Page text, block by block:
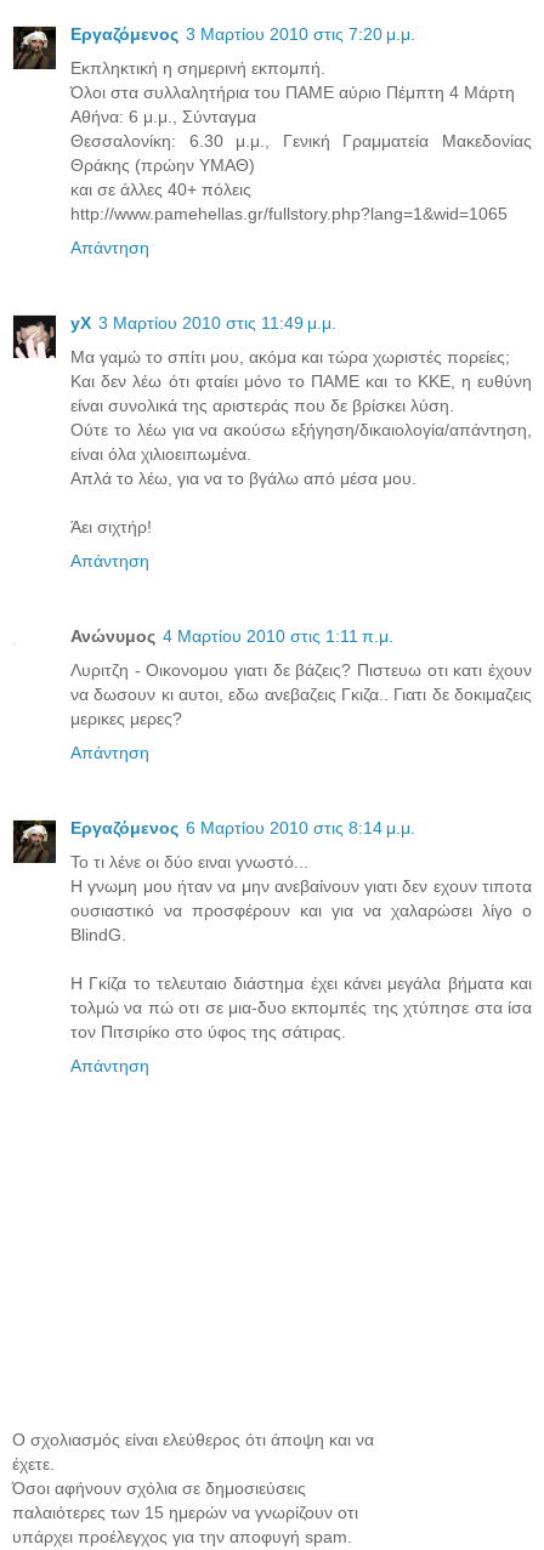
Εργαζόμενος 3 Μαρτίου 2010 στις 7:20 μ.μ.
Εκπληκτική η σημερινή εκπομπή.
Όλοι στα συλλαλητήρια του ΠΑΜΕ αύριο Πέμπτη 4 Μάρτη
Αθήνα: 6 μ.μ., Σύνταγμα
Θεσσαλονίκη: 6.30 μ.μ., Γενική Γραμματεία Μακεδονίας
Θράκης (πρώην ΥΜΑΘ)
και σε άλλες 40+ πόλεις
http://www.pamehellas.gr/fullstory.php?lang=1&wid=1065
Απάντηση
yX 3 Μαρτίου 2010 στις 11:49 μ.μ.
Μα γαμώ το σπίτι μου, ακόμα και τώρα χωριστές πορείες;
Και δεν λέω ότι φταίει μόνο το ΠΑΜΕ και το ΚΚΕ, η ευθύνη
είναι συνολικά της αριστεράς που δε βρίσκει λύση.
Ούτε το λέω για να ακούσω εξήγηση/δικαιολογία/απάντηση,
είναι όλα χιλιοειπωμένα.
Απλά το λέω, για να το βγάλω από μέσα μου.
Άει σιχτήρ!
Απάντηση
Ανώνυμος 4 Μαρτίου 2010 στις 1:11 π.μ.
Λυριτζη - Οικονομου γιατι δε βάζεις? Πιστευω οτι κατι έχουν
να δωσουν κι αυτοι, εδω ανεβαζεις Γκιζα.. Γιατι δε δοκιμαζεις
μερικες μερες?
Απάντηση
Εργαζόμενος 6 Μαρτίου 2010 στις 8:14 μ.μ.
Το τι λένε οι δύο ειναι γνωστό...
Η γνωμη μου ήταν να μην ανεβαίνουν γιατι δεν εχουν τιποτα
ουσιαστικό να προσφέρουν και για να χαλαρώσει λίγο ο
BlindG.
H Γκίζα το τελευταιο διάστημα έχει κάνει μεγάλα βήματα και
τολμώ να πώ οτι σε μια-δυο εκπομπές της χτύπησε στα ίσα
τον Πιτσιρίκο στο ύφος της σάτιρας.
Απάντηση
Ο σχολιασμός είναι ελεύθερος ότι άποψη και να
έχετε.
Όσοι αφήνουν σχόλια σε δημοσιεύσεις
παλαιότερες των 15 ημερών να γνωρίζουν οτι
υπάρχει προέλεγχος για την αποφυγή spam.